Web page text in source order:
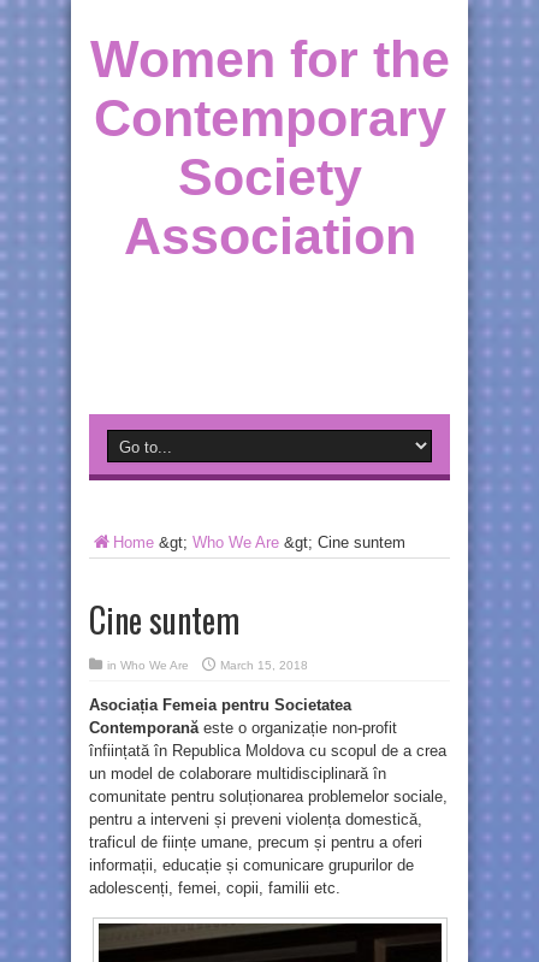
Women for the
Contemporary
Society
Association
Home &gt; Who We Are &gt; Cine suntem
Cine suntem
in Who We Are March 15, 2018
Asociația Femeia pentru Societatea
Contemporanăeste o organizație non-profit
înființată în Republica Moldova cu scopul de a crea
un model de colaborare multidisciplinară în
comunitate pentru soluționarea problemelor sociale,
pentru a interveni și preveni violența domestică,
traficul de ființe umane, precum și pentru a oferi
informații, educație și comunicare grupurilor de
adolescenți, femei, copii, familii etc.